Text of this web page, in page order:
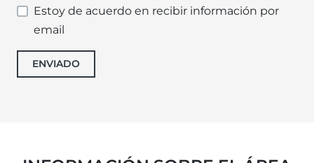
Estoy de acuerdo en recibir información por
email
ENVIADO